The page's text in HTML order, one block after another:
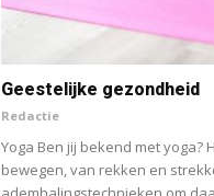
Geestelijke gezondheid
Redactie
Yoga Ben jij bekend met yoga?
bewegen, van rekken en